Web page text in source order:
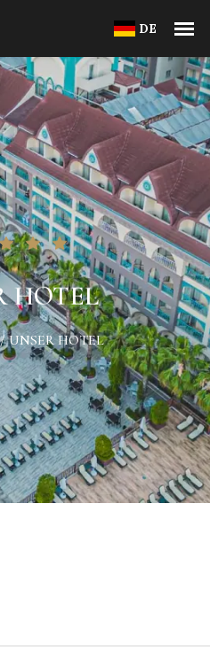
DE
HOTEL
/ UNSER HOTEL